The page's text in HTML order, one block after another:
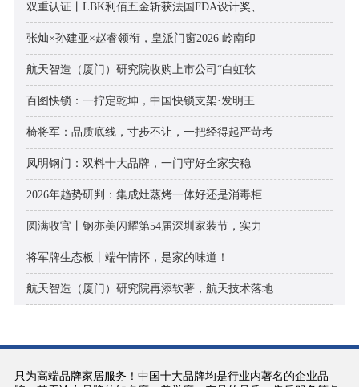
双重认证丨LBK利佰五金斩获法国FDA设计奖、
张灿×孙建亚×赵睿领衔，皇派门窗2026 岭南印
航天智造（厦门）研究院收购上市公司“白虹软
百图快锁：一拧定乾坤，中国快锁支架·发明王
椅将军：品质底线，寸步不让，一把经得起严苛考
凤明钢门：双料十大品牌，一门守好全家安稳
2026年趋势研判：集成灶蒸烤一体好还是消毒柜
圆满收官丨钢亦美闪耀第54届深圳家装节，实力
将军牌生态板丨端午情怀，是家的味道！
航天智造（厦门）研究院再添软著，航天技术落地
只为高端品牌家居服务！中国十大品牌均是行业内著名的企业品